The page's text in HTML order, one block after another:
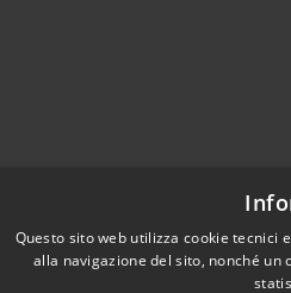
Pec:comunemelzo@pec.it
Questo sito web utilizza cookie tecnici
alla navigazione del sito, nonché